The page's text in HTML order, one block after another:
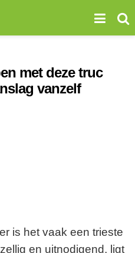
met deze truc
vanzelf
is het vaak een trieste
en uitnodigend, ligt